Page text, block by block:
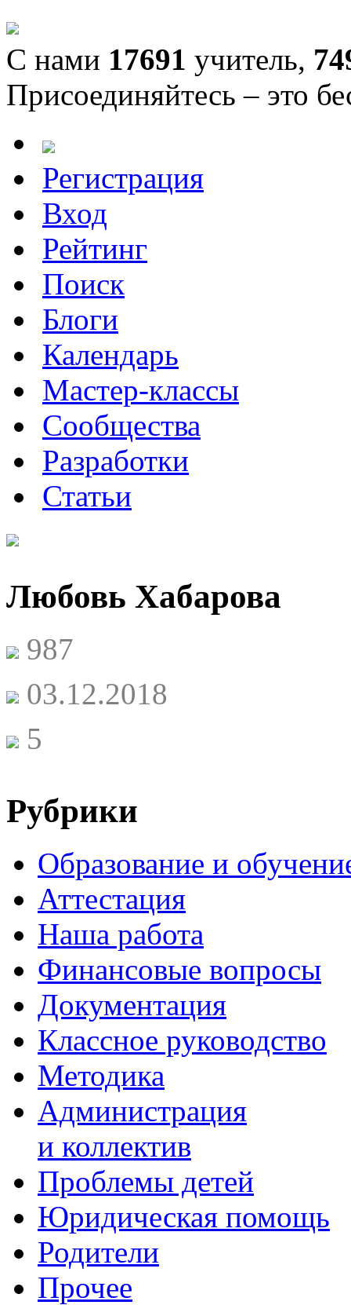
С нами 17691 учитель,
Присоединяйтесь – это
Регистрация
Вход
Рейтинг
Поиск
Блоги
Календарь
Мастер-классы
Сообщества
Разработки
Статьи
Любовь Хабарова
987
03.12.2018
5
Рубрики
Образование и
Аттестация
Наша работа
Финансовые вопросы
Документация
Классное руководство
Методика
Администрация
и коллектив
Проблемы детей
Юридическая помощь
Родители
Прочее